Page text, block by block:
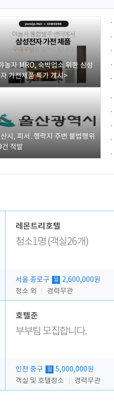
놀자 MRO, 숙박업소 위한 삼성
가전제품 특가 개시>
시, 피서․행락지 주변 불법행위
건 적발
레몬트리호텔
청소1명 (객실26개)
서울 종로구 월
2,600,000원
청소 외
경력무관
호텔준
부부팀 모집합니다.
인천 중구 월
5,000,000원
객실 및 호텔청소
경력무관